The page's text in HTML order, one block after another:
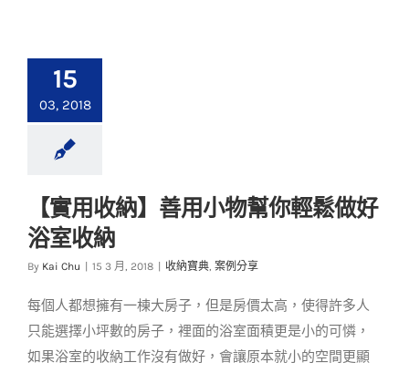
15
03, 2018
【實用收納】善用小
收納
【實用收納】善用小物幫你輕鬆做好
浴室收納
By Kai Chu 15 3 月, 2018 收納寶典, 案例分享
每個人都想擁有一棟大房子，但是房價太高，使得許多人
只能選擇小坪數的房子，裡面的浴室面積更是小的可憐，
如果浴室的收納工作沒有做好，會讓原本就小的空間更顯